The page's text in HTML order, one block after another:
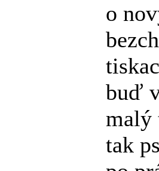
o
buď
malý
tak